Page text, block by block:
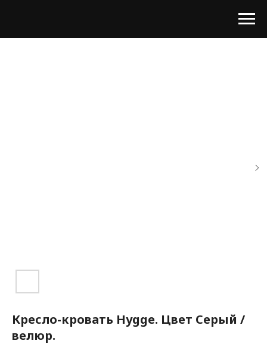
Кресло-кровать Hygge. Цвет Серый /
велюр.